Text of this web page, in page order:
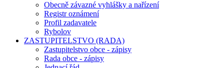
Obecně závazné vyhlášky a nařízení
Registr oznámení
Profil zadavatele
Rybolov
ZASTUPITELSTVO (RADA)
Zastupitelstvo obce - zápisy
Rada obce - zápisy